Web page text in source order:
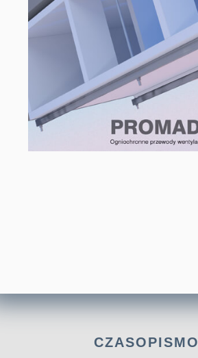
CZASOPISMO